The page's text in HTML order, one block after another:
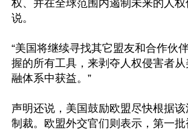
权、并在全球范围内遏制未来的人权
说。
“美国将继续寻找其它盟友和合作伙
握的所有工具，来剥夺人权侵害者
融体系中获益。”
声明还说，美国鼓励欧盟尽快根据
制裁。欧盟外交官们则表示，第一